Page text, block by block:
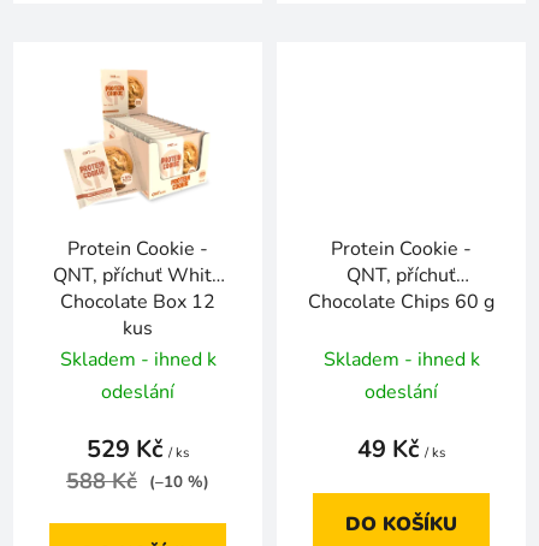
Protein Cookie -
QNT, příchuť White
Chocolate Box 12
kus
Skladem - ihned k
odeslání
529 Kč / ks
588 Kč (–10 %)
Protein Cookie -
QNT, příchuť
Chocolate Chips 60 g
Skladem - ihned k
odeslání
49 Kč / ks
DO KOŠÍKU